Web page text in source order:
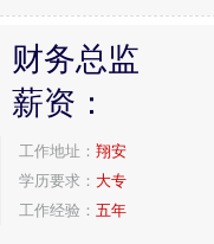
财务总监
薪资：
工作地址： 翔安
学历要求： 大专
工作经验： 五年